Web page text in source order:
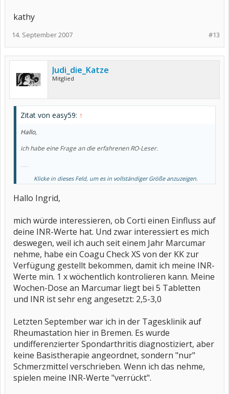
kathy
#13
14. September 2007
Judi_die_Katze
Mitglied
Zitat von easy59: ↑
Hallo,
ich habe eine Frage an die erfahrenen RO-Leser.
.....
Außer Cortison nehme ich nur noch Marcumar, meine Diagnose ist
...
Tipps von Euch.
Klicke in dieses Feld, um es in vollständiger Größe anzuzeigen.
Hallo Ingrid,
mich würde interessieren, ob Corti einen Einfluss auf
deine INR-Werte hat. Und zwar interessiert es mich
deswegen, weil ich auch seit einem Jahr Marcumar
nehme, habe ein Coagu Check XS von der KK zur
Verfügung gestellt bekommen, damit ich meine INR-
Werte min. 1 x wöchentlich kontrolieren kann. Meine
Wochen-Dose an Marcumar liegt bei 5 Tabletten
und INR ist sehr eng angesetzt: 2,5-3,0
Letzten September war ich in der Tagesklinik auf
Rheumastation hier in Bremen. Es wurde
undifferenzierter Spondarthritis diagnostiziert, aber
keine Basistherapie angeordnet, sondern "nur"
Schmerzmittel verschrieben. Wenn ich das nehme,
spielen meine INR-Werte "verrückt".